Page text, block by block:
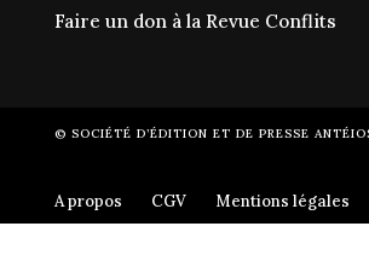
Faire un don à la Revue Conflits
© SOCIÉTÉ D’ÉDITION ET DE PRESSE
A propos CGV Mentions légales